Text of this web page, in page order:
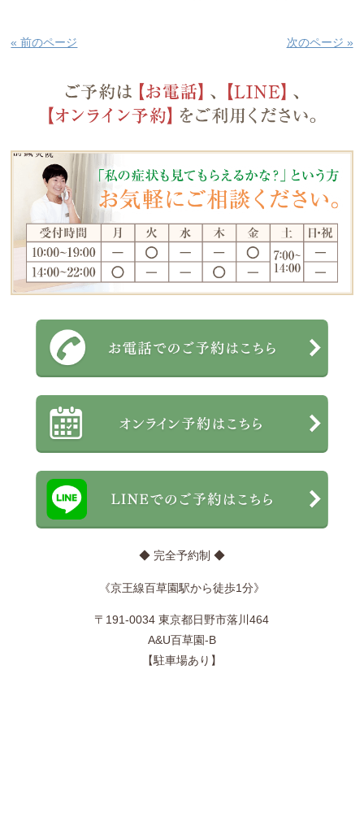
« 前のページ 次のページ »
◆ 完全予約制 ◆
《京王線百草園駅から徒歩1分》
〒191-0034 東京都日野市落川464
A&U百草園-B
【駐車場あり】